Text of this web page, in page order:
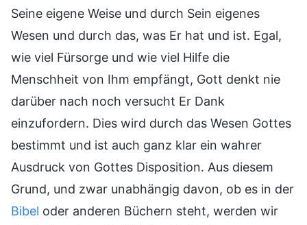
Seine eigene Weise und durch Sein eigenes
Wesen und durch das, was Er hat und ist. Egal,
wie viel Fürsorge und wie viel Hilfe die
Menschheit von Ihm empfängt, Gott denkt nie
darüber nach noch versucht Er Dank
einzufordern. Dies wird durch das Wesen Gottes
bestimmt und ist auch ganz klar ein wahrer
Ausdruck von Gottes Disposition. Aus diesem
Grund, und zwar unabhängig davon, ob es in der
Bibel oder anderen Büchern steht, werden wir